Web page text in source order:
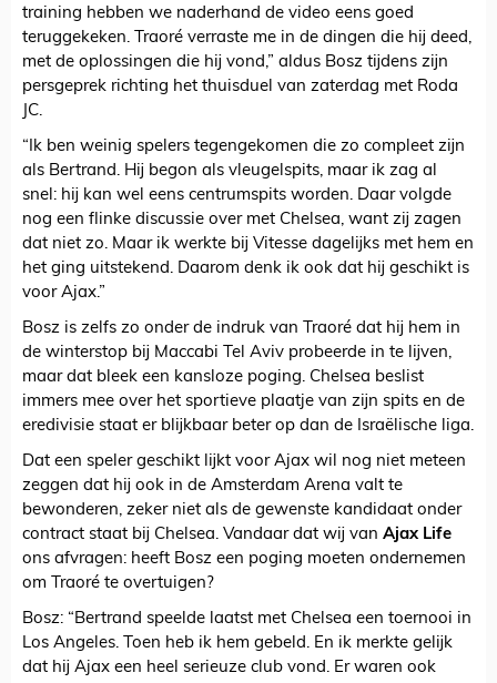
training hebben we naderhand de video eens goed
teruggekeken. Traoré verraste me in de dingen die hij deed,
met de oplossingen die hij vond,” aldus Bosz tijdens zijn
persgeprek richting het thuisduel van zaterdag met Roda
JC.
“Ik ben weinig spelers tegengekomen die zo compleet zijn
als Bertrand. Hij begon als vleugelspits, maar ik zag al
snel: hij kan wel eens centrumspits worden. Daar volgde
nog een flinke discussie over met Chelsea, want zij zagen
dat niet zo. Maar ik werkte bij Vitesse dagelijks met hem en
het ging uitstekend. Daarom denk ik ook dat hij geschikt is
voor Ajax.”
Bosz is zelfs zo onder de indruk van Traoré dat hij hem in
de winterstop bij Maccabi Tel Aviv probeerde in te lijven,
maar dat bleek een kansloze poging. Chelsea beslist
immers mee over het sportieve plaatje van zijn spits en de
eredivisie staat er blijkbaar beter op dan de Israëlische liga.
Dat een speler geschikt lijkt voor Ajax wil nog niet meteen
zeggen dat hij ook in de Amsterdam Arena valt te
bewonderen, zeker niet als de gewenste kandidaat onder
contract staat bij Chelsea. Vandaar dat wij van Ajax Life
ons afvragen: heeft Bosz een poging moeten ondernemen
om Traoré te overtuigen?
Bosz: “Bertrand speelde laatst met Chelsea een toernooi in
Los Angeles. Toen heb ik hem gebeld. En ik merkte gelijk
dat hij Ajax een heel serieuze club vond. Er waren ook